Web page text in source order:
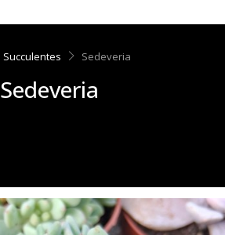
Succulentes Sedeveria
Sedeveria